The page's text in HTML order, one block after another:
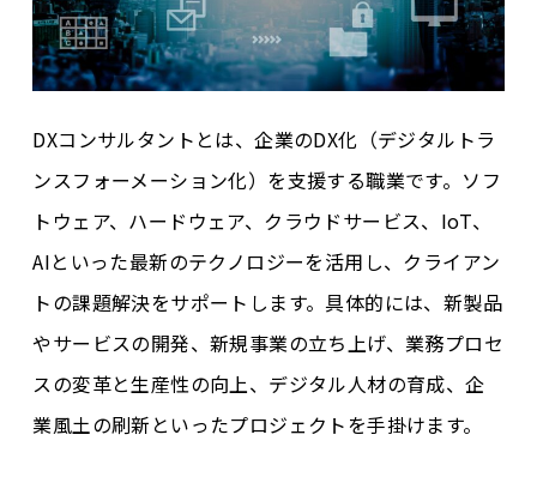
DXコンサルタントとは、企業のDX化（デジタルトラ
ンスフォーメーション化）を支援する職業です。ソフ
トウェア、ハードウェア、クラウドサービス、IoT、
AIといった最新のテクノロジーを活用し、クライアン
トの課題解決をサポートします。具体的には、新製品
やサービスの開発、新規事業の立ち上げ、業務プロセ
スの変革と生産性の向上、デジタル人材の育成、企
業風土の刷新といったプロジェクトを手掛けます。